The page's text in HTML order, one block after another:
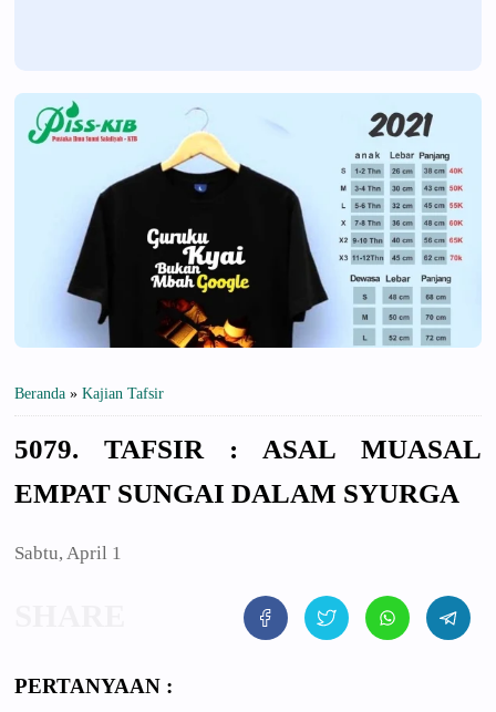
Beranda » Kajian Tafsir
5079. TAFSIR : ASAL MUASAL
EMPAT SUNGAI DALAM SYURGA
Sabtu, April 1
PERTANYAAN :